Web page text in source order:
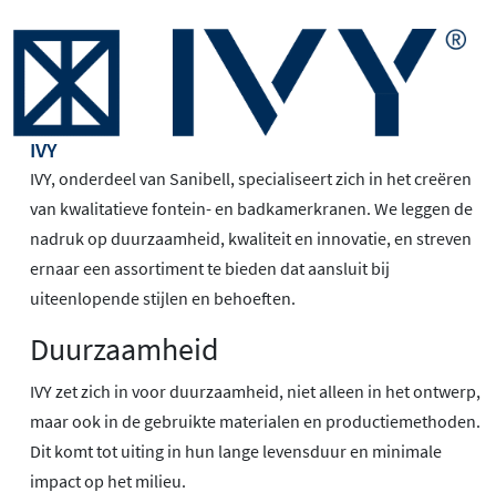
IVY
IVY, onderdeel van Sanibell, specialiseert zich in het creëren
van kwalitatieve fontein- en badkamerkranen. We leggen de
nadruk op duurzaamheid, kwaliteit en innovatie, en streven
ernaar een assortiment te bieden dat aansluit bij
uiteenlopende stijlen en behoeften.
Duurzaamheid
IVY zet zich in voor duurzaamheid, niet alleen in het ontwerp,
maar ook in de gebruikte materialen en productiemethoden.
Dit komt tot uiting in hun lange levensduur en minimale
impact op het milieu.